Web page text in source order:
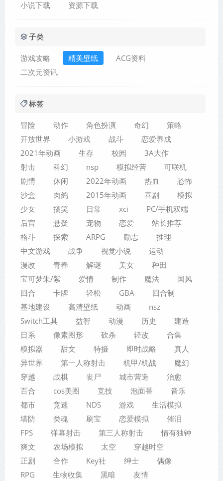
小说下载
资源下载
子类
游戏攻略 精美壁纸
ACG资料
二次元资讯
标签
冒险 动作 角色扮演 奇幻
策略
开放世界
小游戏 战斗
恋爱养成
2021年动画
生存 校园
3A大作
射击
科幻 nsp 模拟经营
可联机
剧情
休闲 2022年动画 热血
恐怖
沙盒
肉鸽 2015年动画 喜剧
模拟
少女
搞笑 日常 xci
PC/手机双端
后宫
悬疑 宠物 恋爱
站长推荐
格斗
探索 ARPG 励志
推理
中文游戏
战争 视觉小说
运动
漫改
青春 解谜 美女
种田
宝可梦朱/紫
爱情 制作 魔法
国风
回合
卡牌 轻松 GBA
回合制
基地建设
高清壁纸 动画
nsz
Switch工具
益智 动漫 历史
建造
日系
像素图形 砍杀 轻改
合集
模拟器
甜文 特摄 即时战略
真人
异世界
第一人称射击 机甲/机战
魔幻
穿越
战棋 丧尸 城市营造
治愈
百合
cos美图 竞技 泡面番
音乐
都市
竞速 NDS 游戏
生活模拟
塔防
类魂 刷宝 恋爱模拟
催泪
FPS
弹幕射击 第三人称射击
情有独钟
爽文
农场模拟 太空
穿越时空
正剧
合作 Key社 绅士
偶像
RPG
生物收集 黑暗
友情